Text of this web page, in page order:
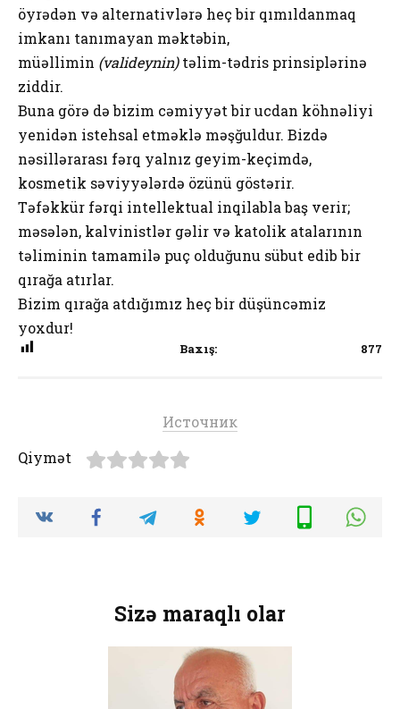
öyrədən və alternativlərə heç bir qımıldanmaq
imkanı tanımayan məktəbin,
müəllimin (valideynin)təlim-tədris prinsiplərinə
ziddir.
Buna görə də bizim cəmiyyət bir ucdan köhnəliyi
yenidən istehsal etməklə məşğuldur. Bizdə
nəsillərarası fərq yalnız geyim-keçimdə,
kosmetik səviyyələrdə özünü göstərir.
Təfəkkür fərqi intellektual inqilabla baş verir;
məsələn, kalvinistlər gəlir və katolik atalarının
təliminin tamamilə puç olduğunu sübut edib bir
qırağa atırlar.
Bizim qırağa atdığımız heç bir düşüncəmiz
yoxdur!
Baxış: 877
Источник
Qiymət
Sizə maraqlı olar